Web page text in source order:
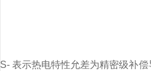
S- 表示热电特性允差为精密级补